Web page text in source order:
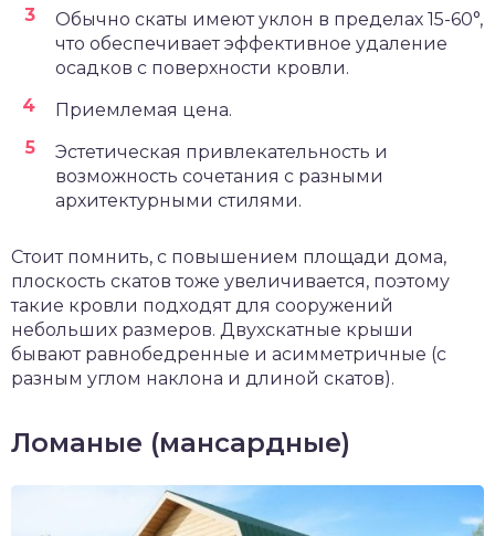
Обычно скаты имеют уклон в пределах 15-60°,
что обеспечивает эффективное удаление
осадков с поверхности кровли.
Приемлемая цена.
Эстетическая привлекательность и
возможность сочетания с разными
архитектурными стилями.
Стоит помнить, с повышением площади дома,
плоскость скатов тоже увеличивается, поэтому
такие кровли подходят для сооружений
небольших размеров. Двухскатные крыши
бывают равнобедренные и асимметричные (с
разным углом наклона и длиной скатов).
Ломаные (мансардные)